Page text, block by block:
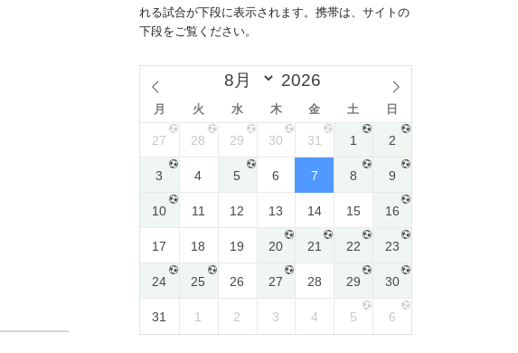
れる試合が下段に表示されます。携帯は、サイトの
下段をご覧ください。
月 火 水 木 金 土 日
27 28 29 30 31 1 2
3 4 5 6 7 8 9
10 11 12 13 14 15 16
17 18 19 20 21 22 23
24 25 26 27 28 29 30
31 1 2 3 4 5 6